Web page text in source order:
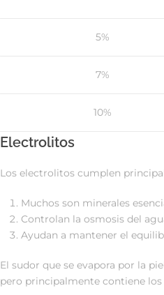
5%
7%
10%
Electrolitos
Los electrolitos cumplen
Muchos son minerales
Controlan la osmosis del
Ayudan a mantener el
El sudor que se evapora por la
pero principalmente contiene